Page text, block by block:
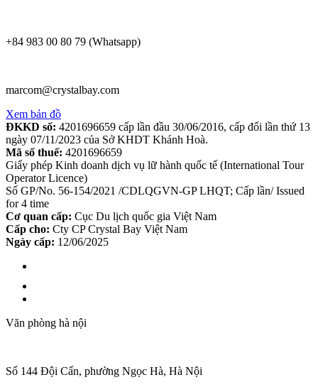
+84 983 00 80 79 (Whatsapp)
marcom@crystalbay.com
Xem bản đồ
ĐKKD số: 4201696659 cấp lần đầu 30/06/2016, cấp đổi lần thứ 13
ngày 07/11/2023 của Sở KHDT Khánh Hoà.
Mã số thuế: 4201696659
Giấy phép Kinh doanh dịch vụ lữ hành quốc tế (International Tour
Operator Licence)
Số GP/No. 56-154/2021 /CDLQGVN-GP LHQT; Cấp lần/ Issued
for 4 time
Cơ quan cấp: Cục Du lịch quốc gia Việt Nam
Cấp cho: Cty CP Crystal Bay Việt Nam
Ngày cấp: 12/06/2025
Văn phòng hà nội
Số 144 Đội Cấn, phường Ngọc Hà, Hà Nội